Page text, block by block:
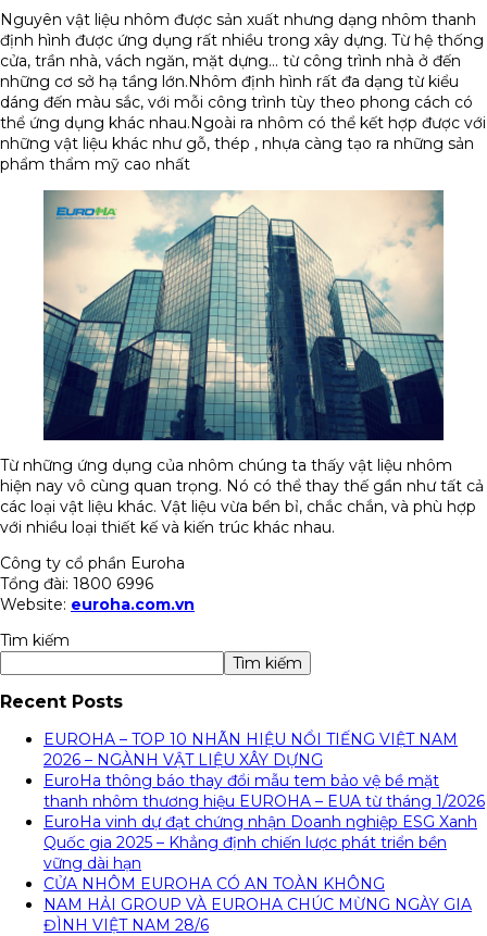
Nguyên vật liệu nhôm được sản xuất nhưng dạng nhôm thanh
định hình được ứng dụng rất nhiều trong xây dựng. Từ hệ thống
cửa, trần nhà, vách ngăn, mặt dựng… từ công trình nhà ở đến
những cơ sở hạ tầng lớn.Nhôm định hình rất đa dạng từ kiểu
dáng đến màu sắc, với mỗi công trình tùy theo phong cách có
thể ứng dụng khác nhau.Ngoài ra nhôm có thể kết hợp được với
những vật liệu khác như gỗ, thép , nhựa càng tạo ra những sản
phẩm thẩm mỹ cao nhất
Từ những ứng dụng của nhôm chúng ta thấy vật liệu nhôm
hiện nay vô cùng quan trọng. Nó có thể thay thế gần như tất cả
các loại vật liệu khác. Vật liệu vừa bền bỉ, chắc chắn, và phù hợp
với nhiều loại thiết kế và kiến trúc khác nhau.
Công ty cổ phần Euroha
Tổng đài: 1800 6996
Website: euroha.com.vn
Tìm kiếm
Tìm kiếm
Recent Posts
EUROHA – TOP 10 NHÃN HIỆU NỔI TIẾNG VIỆT NAM
2026 – NGÀNH VẬT LIỆU XÂY DỰNG
EuroHa thông báo thay đổi mẫu tem bảo vệ bề mặt
thanh nhôm thương hiệu EUROHA – EUA từ tháng 1/2026
EuroHa vinh dự đạt chứng nhận Doanh nghiệp ESG Xanh
Quốc gia 2025 – Khẳng định chiến lược phát triển bền
vững dài hạn
CỬA NHÔM EUROHA CÓ AN TOÀN KHÔNG
NAM HẢI GROUP VÀ EUROHA CHÚC MỪNG NGÀY GIA
ĐÌNH VIỆT NAM 28/6